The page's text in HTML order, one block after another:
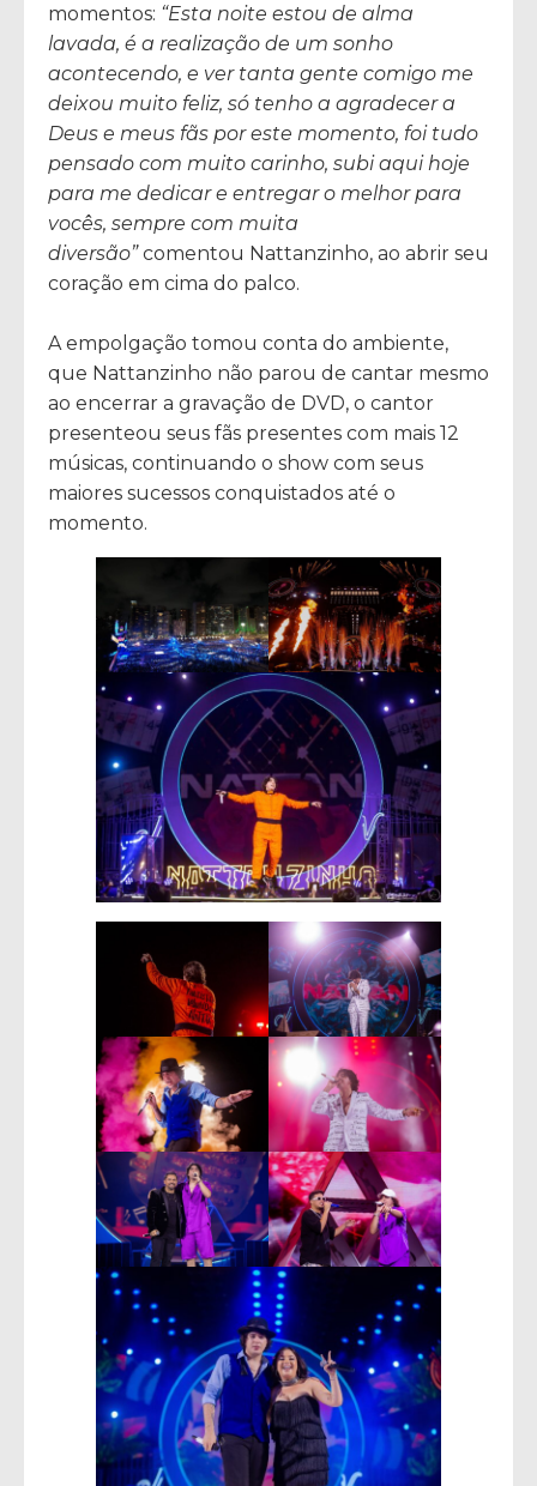
momentos: “Esta noite estou de alma
lavada, é a realização de um sonho
acontecendo, e ver tanta gente comigo me
deixou muito feliz, só tenho a agradecer a
Deus e meus fãs por este momento, foi tudo
pensado com muito carinho, subi aqui hoje
para me dedicar e entregar o melhor para
vocês, sempre com muita
diversão”comentou Nattanzinho, ao abrir seu
coração em cima do palco.
A empolgação tomou conta do ambiente,
que Nattanzinho não parou de cantar mesmo
ao encerrar a gravação de DVD, o cantor
presenteou seus fãs presentes com mais 12
músicas, continuando o show com seus
maiores sucessos conquistados até o
momento.